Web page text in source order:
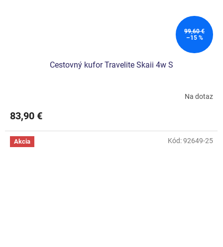
99,60 €
–15 %
Cestovný kufor Travelite Skaii 4w S
produktu
5,0
Na dotaz
83,90 €
Akcia Kód:92649-25